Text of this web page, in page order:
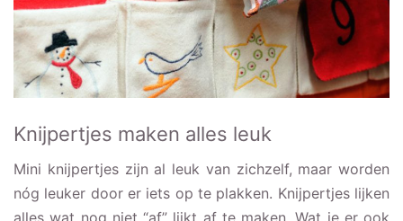
Knijpertjes maken alles leuk
Mini knijpertjes zijn al leuk van zichzelf, maar worden
nóg leuker door er iets op te plakken. Knijpertjes lijken